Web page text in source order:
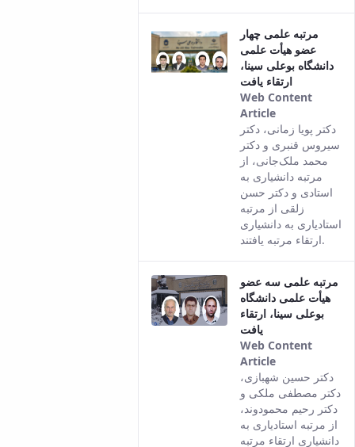
مرتبه علمی چهار
عضو هیأت علمی
دانشگاه بوعلی سینا،
ارتقاء یافت
Web Content
Article
This result
comes from
the Persian
version of
this content.
دکتر پویا زمانی، دکتر
سیروس قنبری و دکتر
محمد ملک‌جانی، از
مرتبه دانشیاری به
استادی و دکتر حسن
زلقی از مرتبه
استادیاری به دانشیاری
ارتقاء مرتبه یافتند.
مرتبه علمی سه عضو
هیأت علمی دانشگاه
بوعلی سینا، ارتقاء
یافت
Web Content
Article
This result
comes from
the Persian
version of
this content.
دکتر حسین شهبازی،
دکتر مصطفی ملکی و
دکتر رحیم محمودوند،
از مرتبه استادیاری به
دانشیاری ارتقاء مرتبه